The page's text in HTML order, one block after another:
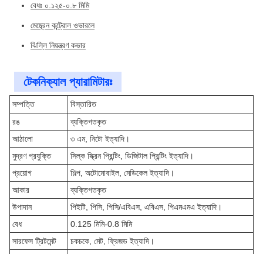
বেধঃ ০.১২৫-০.৮ মিমি
মেম্ব্রেন কন্ট্রোল ওভারলে
ঝিল্লি নিয়ন্ত্রণ কভার
টেকনিক্যাল প্যারামিটারঃ
সম্পত্তি
বিস্তারিত
রঙ
ব্যক্তিগতকৃত
আঠালো
৩ এম, নিটো ইত্যাদি।
মুদ্রণ প্রযুক্তি
সিল্ক স্ক্রিন প্রিন্টিং, ডিজিটাল প্রিন্টিং ইত্যাদি।
প্রয়োগ
শিল্প, অটোমোবাইল, মেডিকেল ইত্যাদি।
আকার
ব্যক্তিগতকৃত
উপাদান
পিইটি, পিসি, পিসি/এবিএস, এবিএস, পিএমএমএ ইত্যাদি।
বেধ
0.125 মিমি-0.8 মিমি
সারফেস ট্রিটমেন্ট
চকচকে, মেট, ফ্রিজড ইত্যাদি।